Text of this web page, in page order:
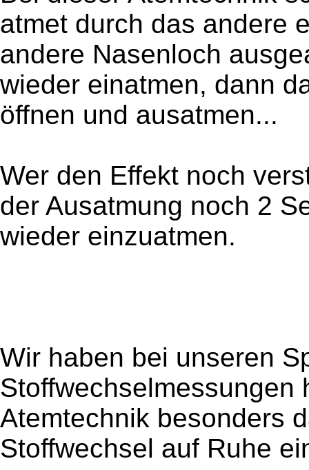
atmet durch das andere
andere Nasenloch
wieder einatmen, dann
öffnen und ausatmen...
Wer den Effekt noch
der Ausatmung noch 2
wieder einzuatmen.
Wir haben bei unseren
Stoffwechselmessungen
Atemtechnik besonders
Stoffwechsel auf Ruhe